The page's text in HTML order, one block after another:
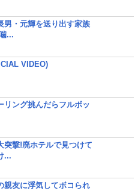
男・元輝を送り出す家族
...
VIDEO)
リング挑んだらフルボッ
突撃!廃ホテルで見つけて
...
親友に浮気してボコられ